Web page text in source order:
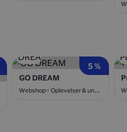
5 %
GO DREAM
Webshop Oplevelser & underholdning